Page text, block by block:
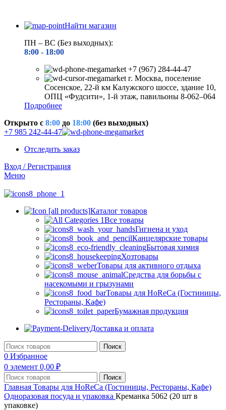
Найти магазин
ПН – ВС (Без выходных):
8:00 - 18:00
+7 (967) 284-44-47
г. Москва, поселение
Сосенское, 22-й км Калужского шоссе, здание 10,
ОПЦ «Фудсити», 1-й этаж, павильоны 8-062–064
Подробнее
Открыто c 8:00 до 18:00 (без выходных)
+7 985 242-44-47
Отследить заказ
Вход / Регистрация
Меню
Каталог товаров
Все товары
Гигиена и уход
Канцелярские товары
Бытовая химия
Хозтовары
Товары для активного отдыха
Средства для борьбы с
насекомыми и грызунами
Товары для HoReCa (Гостиницы,
Рестораны, Кафе)
Бумажная продукция
Доставка и оплата
Поиск
0 Избранное
0 элемент 0,00 ₽
Поиск
Главная Товары для HoReCa (Гостиницы, Рестораны, Кафе)
Одноразовая посуда и упаковка Креманка 5062 (20 шт в
упаковке)